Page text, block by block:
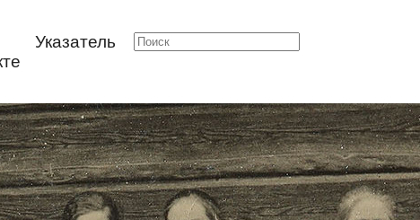
Указатель